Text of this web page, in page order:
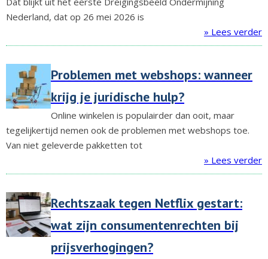
Nederland, dat op 26 mei 2026 is
» Lees verder
Problemen met webshops: wanneer
krijg je juridische hulp?
Online winkelen is populairder dan ooit, maar
tegelijkertijd nemen ook de problemen met webshops toe.
Van niet geleverde pakketten tot
» Lees verder
Rechtszaak tegen Netflix gestart:
wat zijn consumentenrechten bij
prijsverhogingen?